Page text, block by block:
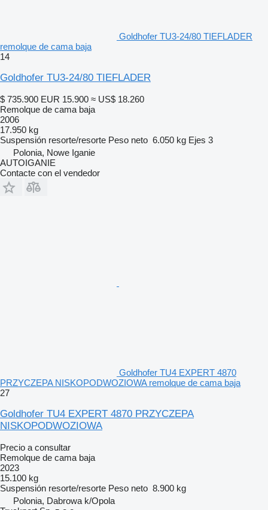
Goldhofer TU3-24/80 TIEFLADER
remolque de cama baja
14
Goldhofer TU3-24/80 TIEFLADER
$ 735.900 EUR 15.900 ≈ US$ 18.260
Remolque de cama baja
2006
17.950 kg
Suspensión resorte/resorte Peso neto 6.050 kg Ejes 3
Polonia, Nowe Iganie
AUTOIGANIE
Contacte con el vendedor
Goldhofer TU4 EXPERT 4870
PRZYCZEPA NISKOPODWOZIOWA remolque de cama baja
27
Goldhofer TU4 EXPERT 4870 PRZYCZEPA
NISKOPODWOZIOWA
Precio a consultar
Remolque de cama baja
2023
15.100 kg
Suspensión resorte/resorte Peso neto 8.900 kg
Polonia, Dabrowa k/Opola